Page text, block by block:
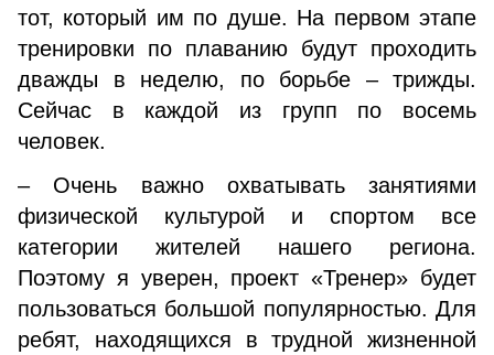
тот, который им по душе. На первом этапе
тренировки по плаванию будут проходить
дважды в неделю, по борьбе – трижды.
Сейчас в каждой из групп по восемь
человек.
– Очень важно охватывать занятиями
физической культурой и спортом все
категории жителей нашего региона.
Поэтому я уверен, проект «Тренер» будет
пользоваться большой популярностью. Для
ребят, находящихся в трудной жизненной